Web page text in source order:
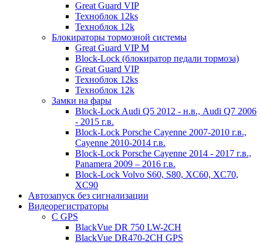
Great Guard VIP
Техноблок 12ks
Техноблок 12k
Блокираторы тормозной системы
Great Guard VIP M
Block-Lock (блокиратор педали тормоза)
Great Guard VIP
Техноблок 12ks
Техноблок 12k
Замки на фары
Block-Lock Audi Q5 2012 - н.в., Audi Q7 2006
- 2015 г.в.
Block-Lock Porsche Cayenne 2007-2010 г.в.,
Cayenne 2010-2014 г.в.
Block-Lock Porsche Cayenne 2014 - 2017 г.в.,
Panamera 2009 – 2016 г.в.
Block-Lock Volvo S60, S80, XC60, XC70,
XC90
Автозапуск без сигнализации
Видеорегистраторы
С GPS
BlackVue DR 750 LW-2CH
BlackVue DR470-2CH GPS